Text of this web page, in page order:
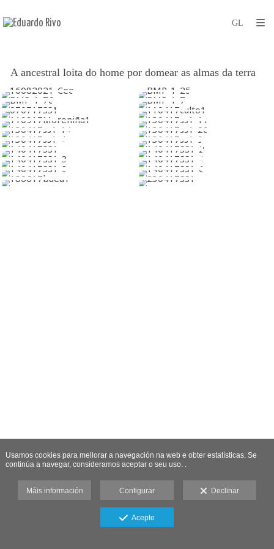
A ancestral loita do home por domear as almas da terra
Usamos cookies para mellorar a navegación na web e obter estatísticas. Se
continúa a navegar, consideramos aceptar o seu uso. .
Máis información Configurar Declinar
Acepte